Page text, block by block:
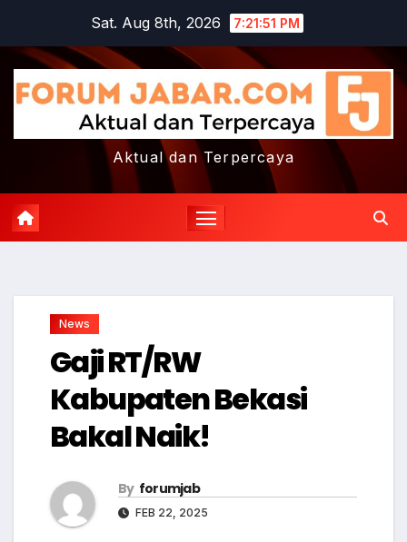
content
Sat. Aug 8th, 2026 7:21:52 PM
Aktual dan Terpercaya
News
Gaji RT/RW
Kabupaten Bekasi
Bakal Naik!
By forumjab
FEB 22, 2025